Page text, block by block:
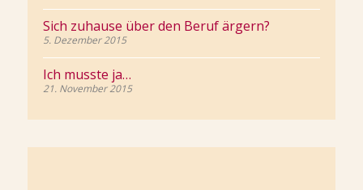
Sich zuhause über den Beruf ärgern?
5. Dezember 2015
Ich musste ja…
21. November 2015